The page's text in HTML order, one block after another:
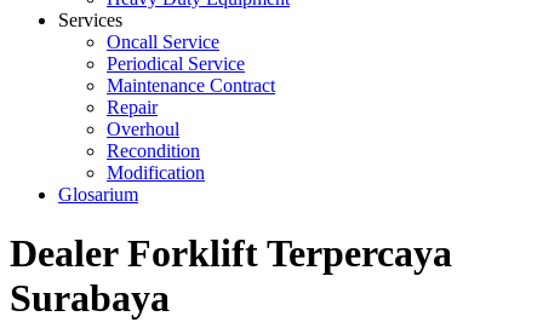
Services
Oncall Service
Periodical Service
Maintenance Contract
Repair
Overhoul
Recondition
Modification
Glosarium
Dealer Forklift Terpercaya
Surabaya